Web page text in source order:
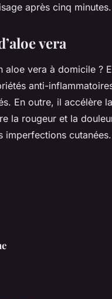
après cinq minutes.
vera
aloe vera à domicile ?
anti-
En outre, il accélère
la rougeur et la
imperfections cutanées.